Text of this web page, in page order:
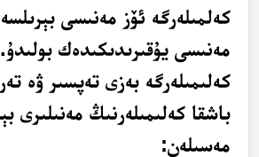
كەلمىلەرگە ئۆز مەنىسى
مەنىسى يۇقىرىدىكىدەك
كەلىمىلەرگە بەزى تەپسىر ۋە
باشقا كەلىمىلەرنىڭ مەنىلىرى
مەسىلەن: